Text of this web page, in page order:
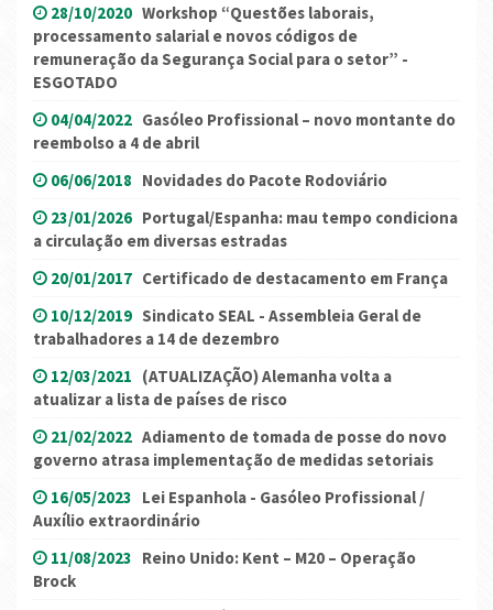
28/10/2020 Workshop “Questões laborais,
processamento salarial e novos códigos de
remuneração da Segurança Social para o setor” -
ESGOTADO
04/04/2022 Gasóleo Profissional – novo montante do
reembolso a 4 de abril
06/06/2018 Novidades do Pacote Rodoviário
23/01/2026 Portugal/Espanha: mau tempo condiciona
a circulação em diversas estradas
20/01/2017 Certificado de destacamento em França
10/12/2019 Sindicato SEAL - Assembleia Geral de
trabalhadores a 14 de dezembro
12/03/2021 (ATUALIZAÇÃO) Alemanha volta a
atualizar a lista de países de risco
21/02/2022 Adiamento de tomada de posse do novo
governo atrasa implementação de medidas setoriais
16/05/2023 Lei Espanhola - Gasóleo Profissional /
Auxílio extraordinário
11/08/2023 Reino Unido: Kent – M20 – Operação
Brock